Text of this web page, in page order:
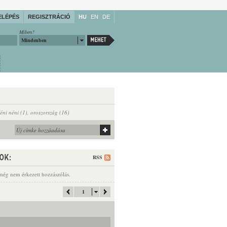
REGISZTRÁCIÓ HU EN DE
Miben?
Mindenben
néni (1), oroszország (16)
RSS
nem érkezett hozzászólás.
1